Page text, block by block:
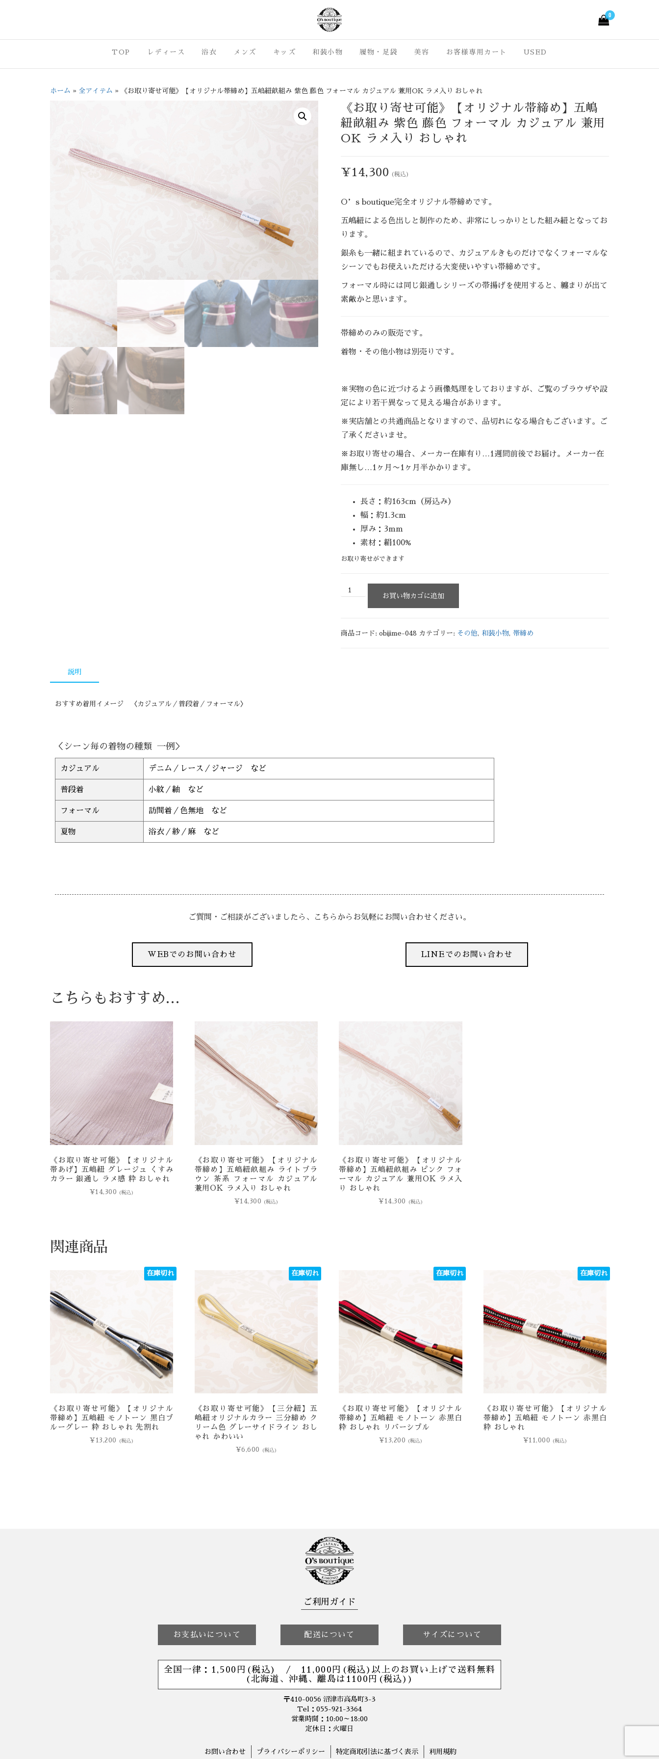
沼津市・三島市の七五三・成人式振袖 カジュアルきもの –
O's Boutique
いカジュアル着物を集めました。ワクワクする様な着物
着物をご提案。沼津市・三島市の七五三・成人式振袖な
0
TOP レディース 浴衣 メンズ キッズ 和装小物 履物・足袋 美容 お客様専用カート USED
ホーム » 全アイテム » 《お取り寄せ可能》【オリジナル帯締め】五嶋紐畝組み 紫色 藤色 フォーマル カジュアル 兼用OK ラメ入り おしゃれ
《お取り寄せ可能》【オリジナル帯締め】五嶋
紐畝組み 紫色 藤色 フォーマル カジュアル 兼用
OK ラメ入り おしゃれ
¥14,300 (税込)
O’s boutique完全オリジナル帯締めです。
五嶋紐による色出しと制作のため、非常にしっかりとした組み紐となってお
ります。
銀糸も一緒に組まれているので、カジュアルきものだけでなくフォーマルな
シーンでもお使えいただける大変使いやすい帯締めです。
フォーマル時には同じ銀通しシリーズの帯揚げを使用すると、纏まりが出て
素敵かと思います。
帯締めのみの販売です。
着物・その他小物は別売りです。
※実物の色に近づけるよう画像処理をしておりますが、ご覧のブラウザや設
定により若干異なって見える場合があります。
※実店舗との共通商品となりますので、品切れになる場合もございます。ご
了承くださいませ。
※お取り寄せの場合、メーカー在庫有り…1週間前後でお届け。メーカー在
庫無し…1ヶ月〜1ヶ月半かかります。
長さ：約163cm（房込み）
幅：約1.3cm
厚み：3mm
素材：絹100%
お取り寄せができます
お買い物カゴに追加
商品コード: obijime-048 カテゴリー: その他, 和装小物, 帯締め
説明
おすすめ着用イメージ 〈カジュアル／普段着／フォーマル〉
＜シーン毎の着物の種類 一例＞
カジュアル デニム／レース／ジャージ など
普段着 小紋／紬 など
フォーマル 訪問着／色無地 など
夏物 浴衣／紗／麻 など
ご質問・ご相談がございましたら、 こちらからお気軽にお問い合わせください。
WEBでのお問い合わせ LINEでのお問い合わせ
こちらもおすすめ…
《お取り寄せ可能》【オリジナル
帯あげ】五嶋紐 グレージュ くすみ
カラー 銀通し ラメ感 粋 おしゃれ
¥14,300 (税込)
《お取り寄せ可能》【オリジナル
帯締め】五嶋紐畝組み ライトブラ
ウン 茶系 フォーマル カジュアル
兼用OK ラメ入り おしゃれ
¥14,300 (税込)
《お取り寄せ可能》【オリジナル
帯締め】五嶋紐畝組み ピンク フォ
ーマル カジュアル 兼用OK ラメ入
り おしゃれ
¥14,300 (税込)
関連商品
《お取り寄せ可能》【オリジナル
帯締め】五嶋紐 モノトーン 黒白ブ
ルーグレー 粋 おしゃれ 先割れ
在庫切れ
¥13,200 (税込)
《お取り寄せ可能》【三分紐】五
嶋紐オリジナルカラー 三分締め ク
リーム色 グレーサイドライン おし
ゃれ かわいい
在庫切れ
¥6,600 (税込)
《お取り寄せ可能》【オリジナル
帯締め】五嶋紐 モノトーン 赤黒白
粋 おしゃれ リバーシブル
在庫切れ
¥13,200 (税込)
《お取り寄せ可能》【オリジナル
帯締め】五嶋紐 モノトーン 赤黒白
粋 おしゃれ
在庫切れ
¥11,000 (税込)
ご利用ガイド
お支払いについて 配送について サイズについて
全国一律：1,500円(税込) / 11,000円(税込)以上の お買い上げで送料無料
(北海道、沖縄、離島は1100円(税込))
〒410-0056 沼津市高島町3-3
Tel：055-921-3364
営業時間：10:00～18:00
定休日：火曜日
お問い合わせ プライバシーポリシー 特定商取引法に基づく表示 利用規約